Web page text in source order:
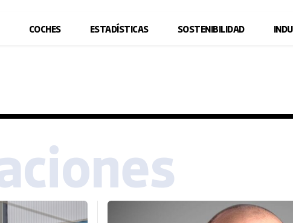
COCHES ESTADÍSTICAS SOSTENIBILIDAD